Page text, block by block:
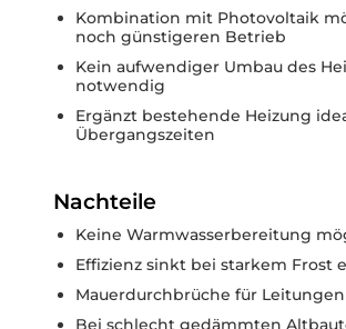
Kombination mit Photovoltaik
noch günstigeren Betrieb
Kein aufwendiger Umbau des
notwendig
Ergänzt bestehende Heizung
Übergangszeiten
Nachteile
Keine Warmwasserbereitung
Effizienz sinkt bei starkem Frost
Mauerdurchbrüche für
Bei schlecht gedämmten